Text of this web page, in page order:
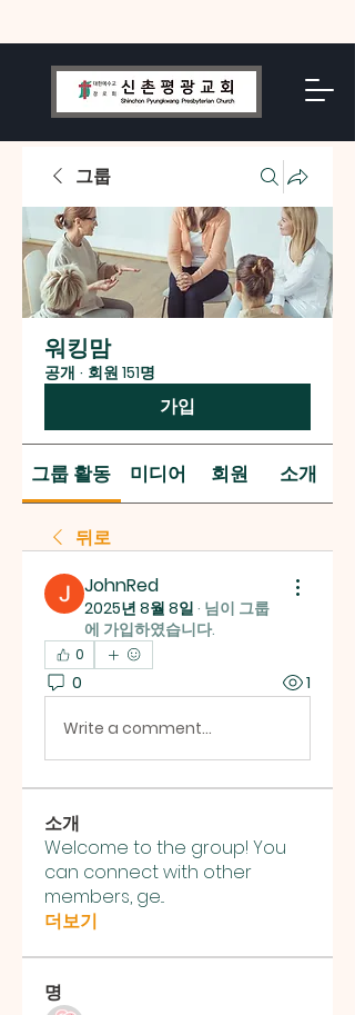
그룹
워킹맘
공개 · 회원 151명
가입
그룹 활동 미디어 회원 소개
뒤로
JohnRed
2025년 8월 8일 · 님이 그룹
에 가입하였습니다.
0
0 1
Write a comment...
소개
Welcome to the group! You
can connect with other
members, ge...
더보기
명